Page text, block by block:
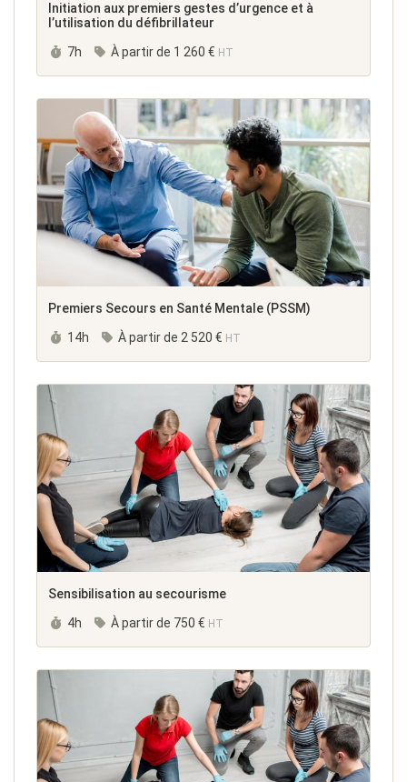
Initiation aux premiers gestes d’urgence et à
l’utilisation du défibrillateur
Durée :
7h À partir de 1 260 € HT
Premiers Secours en Santé Mentale (PSSM)
Durée :
14h À partir de 2 520 € HT
Sensibilisation au secourisme
Durée :
4h À partir de 750 € HT